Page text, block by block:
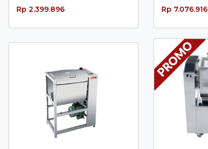
Rp 2.399.896
Rp 7.076.916